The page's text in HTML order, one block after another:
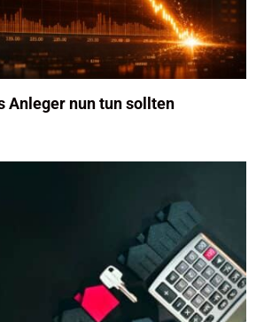
Anleger nun tun sollten